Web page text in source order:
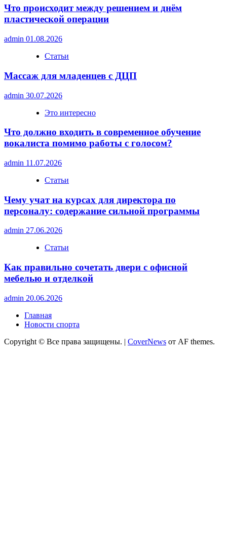
Что происходит между решением и днём
пластической операции
admin 01.08.2026
Статьи
Массаж для младенцев с ДЦП
admin 30.07.2026
Это интересно
Что должно входить в современное обучение
вокалиста помимо работы с голосом?
admin 11.07.2026
Статьи
Чему учат на курсах для директора по
персоналу: содержание сильной программы
admin 27.06.2026
Статьи
Как правильно сочетать двери с офисной
мебелью и отделкой
admin 20.06.2026
Главная
Новости спорта
Copyright © Все права защищены. | CoverNews от AF themes.